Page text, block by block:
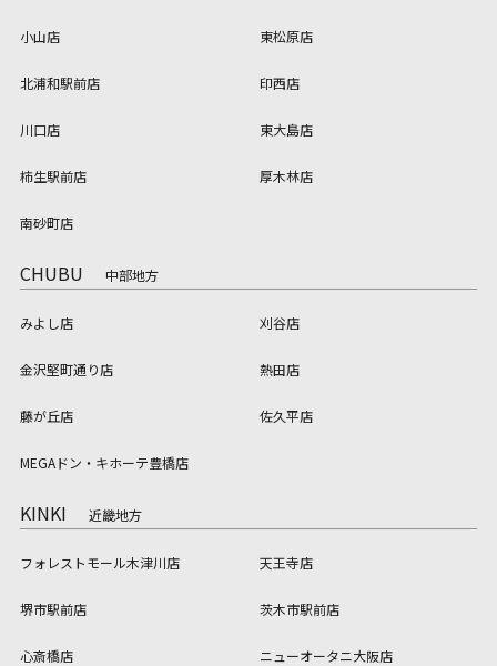
小山店 東松原店
北浦和駅前店 印西店
川口店 東大島店
柿生駅前店 厚木林店
南砂町店
CHUBU 中部地方
みよし店 刈谷店
金沢堅町通り店 熱田店
藤が丘店 佐久平店
MEGAドン・キホーテ豊橋店
KINKI 近畿地方
フォレストモール木津川店 天王寺店
堺市駅前店 茨木市駅前店
心斎橋店 ニューオータニ大阪店